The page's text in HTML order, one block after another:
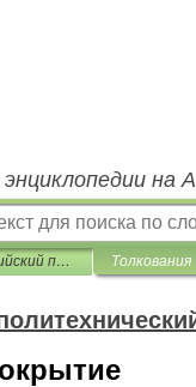
на
Русско-английский политехнический словарь Толкования